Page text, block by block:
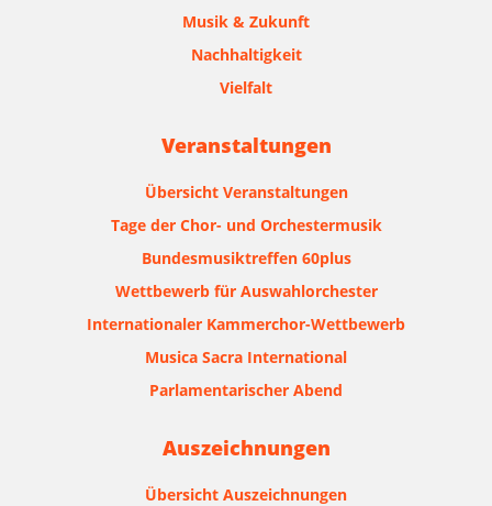
Musik & Zukunft
Nachhaltigkeit
Vielfalt
Veranstaltungen
Übersicht Veranstaltungen
Tage der Chor- und Orchestermusik
Bundesmusiktreffen 60plus
Wettbewerb für Auswahlorchester
Internationaler Kammerchor-Wettbewerb
Musica Sacra International
Parlamentarischer Abend
Auszeichnungen
Übersicht Auszeichnungen